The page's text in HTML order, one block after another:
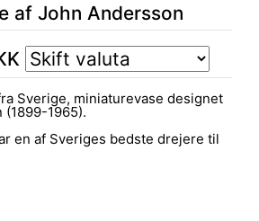
af John Andersson
Sverige, miniaturevase designet
(1899-1965).
en af Sveriges bedste drejere til